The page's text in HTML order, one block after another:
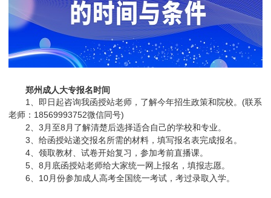
郑州成人大专报名时间
1、即日起咨询我函授站老师，了解今年招生政策和院校。(联系
老师：18569993752微信同号)
2、3月至8月了解清楚后选择适合自己的学校和专业。
3、给函授站递交报名所需的材料，填写报名表完成报名。
4、领取教材、试卷开始复习，参加考前直播课。
5、8月底函授站老师给大家统一网上报名，填报志愿。
6、10月份参加成人高考全国统一考试，考过录取入学。